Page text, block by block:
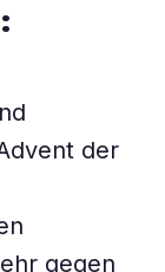
der
gegen